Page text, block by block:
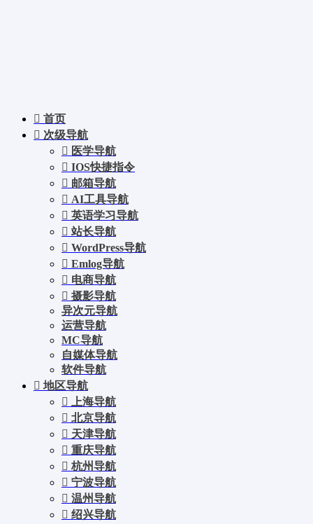
首页
次级导航
医学导航
IOS快捷指令
邮箱导航
AI工具导航
英语学习导航
站长导航
WordPress导航
Emlog导航
电商导航
摄影导航
异次元导航
运营导航
MC导航
自媒体导航
软件导航
地区导航
上海导航
北京导航
天津导航
重庆导航
杭州导航
宁波导航
温州导航
绍兴导航